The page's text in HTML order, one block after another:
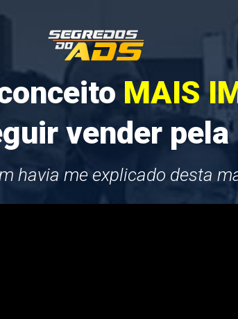
MAIS
vender
havia me explicado desta